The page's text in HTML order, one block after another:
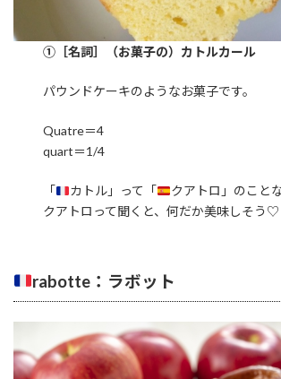
①［名詞］（お菓子の）カトルカール
パウンドケーキのようなお菓子です。
Quatre＝4
quart＝1/4
「 カトル」って「
クアトロ」のこと
クアトロって聞くと、何だか美味しそう♡
rabotte：ラボット